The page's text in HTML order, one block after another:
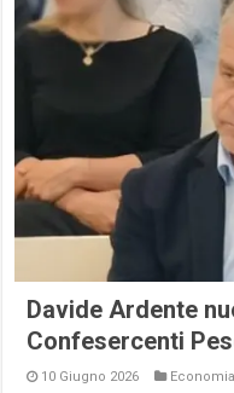
Davide Ardente
Confesercenti
10 Giugno 2026 Economia